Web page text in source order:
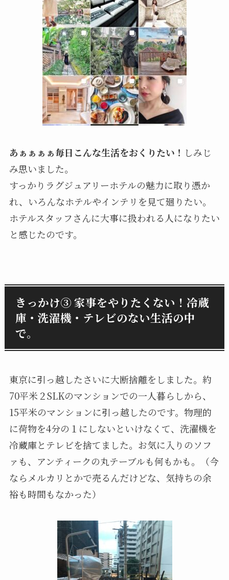
あぁぁぁぁ毎日こんな生活をおくりたい！ しみじ
み思いました。
すっかりラグジュアリーホテルの魅力に取り憑か
れ、いろんなホテルやインテリを見て廻りたい。
ホテルスタッフさんに大事に扱われる人になりたい
と感じたのです。
きっかけ③ 家事をやりたくない！冷蔵
庫・洗濯機・テレビのない生活の中
で。
東京に引っ越したさいに大断捨離をしました。約
70平米２SLKのマンションでの一人暮らしから、
15平米のマンションに引っ越したのです。物理的
に荷物を4分の１にしないといけなくて、洗濯機を
冷蔵庫とテレビを捨てました。お気に入りのソフ
ァも、アンティークの丸テーブルも何もかも。（今
ならメルカリとかで売るんだけどな、気持ちの余
裕も時間もなかった）